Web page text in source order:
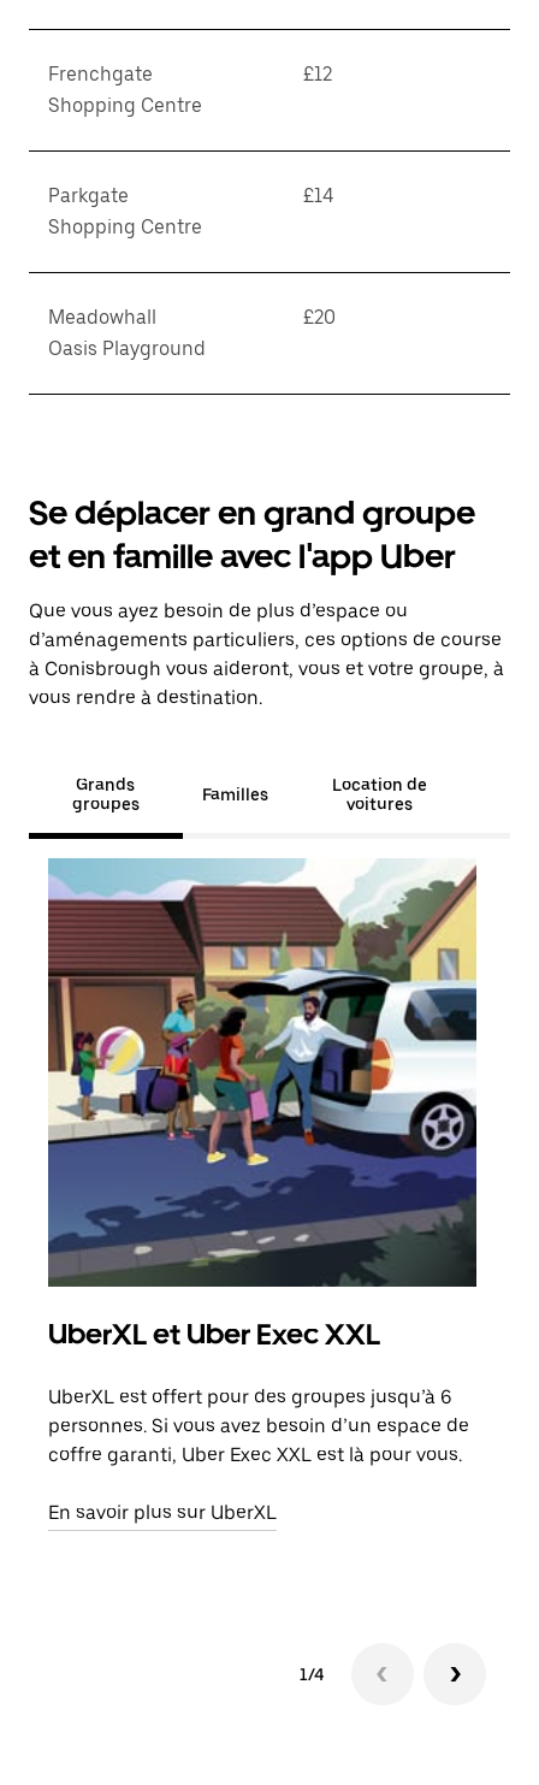
Frenchgate
Shopping Centre
£12
Parkgate
Shopping Centre
£14
Meadowhall
Oasis Playground
£20
Se déplacer en grand groupe
et en famille avec l'app Uber
Que vous ayez besoin de plus d’espace ou
d’aménagements particuliers, ces options de course
à Conisbrough vous aideront, vous et votre groupe, à
vous rendre à destination.
Grands
groupes
Familles
Location de
voitures
UberXL et Uber Exec XXL
UberXL est offert pour des groupes jusqu’à 6
personnes. Si vous avez besoin d’un espace de
coffre garanti, Uber Exec XXL est là pour vous.
En savoir plus sur UberXL
1/4